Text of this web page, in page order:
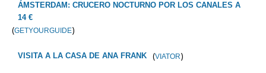
ÁMSTERDAM: CRUCERO NOCTURNO POR LOS CANALES A
14 €
(GETYOURGUIDE)
VISITA A LA CASA DE ANA FRANK (VIATOR)